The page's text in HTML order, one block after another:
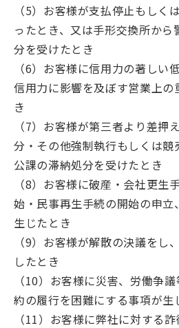
（5）お客様が支払停止もしく
ったとき、又は手形交換所か
分を受けたとき
（6）お客様に信用力の著しい
信用力に影響を及ぼす営業上の
き
（7）お客様が第三者より差押
分・その他強制執行もしくは競
公課の滞納処分を受けたとき
（8）お客様に破産・会社更生
始・民事再生手続の開始の申
生じたとき
（9）お客様が解散の決議をし
したとき
（10）お客様に災害、労働争
約の履行を困難にする事項が生
（11）お客様に弊社に対する